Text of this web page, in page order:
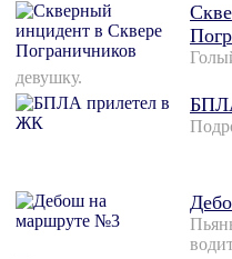
девушку.